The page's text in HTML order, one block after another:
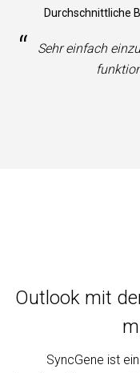
Durchschnittliche
“
Sehr einfach
Outlook mit
SyncGene ist